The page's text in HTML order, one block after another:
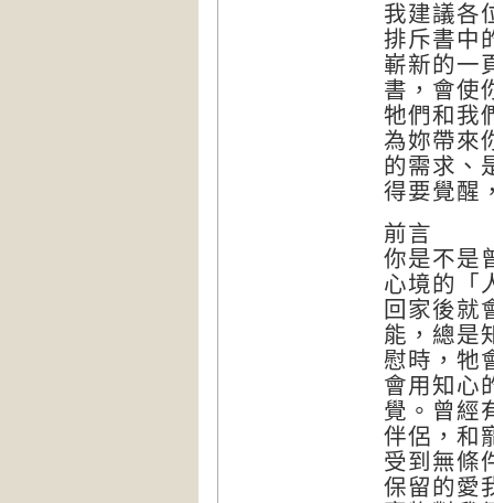
我建議各
排斥書中
嶄新的一
書，會使
牠們和我
為妳帶來
的需求、
得要覺醒
前言
你是不是
心境的「
回家後就
能，總是
慰時，牠
會用知心
覺。曾經
伴侶，和
受到無條
保留的愛